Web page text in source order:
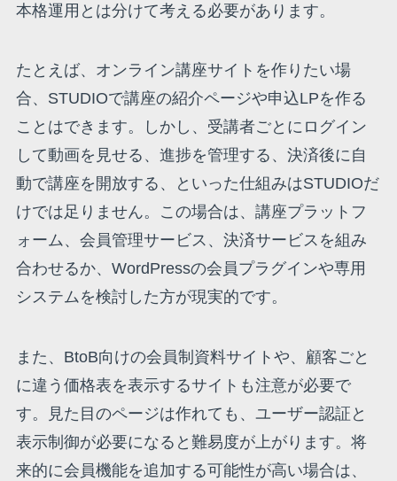
本格運用とは分けて考える必要があります。
たとえば、オンライン講座サイトを作りたい場
合、STUDIOで講座の紹介ページや申込LPを作る
ことはできます。しかし、受講者ごとにログイン
して動画を見せる、進捗を管理する、決済後に自
動で講座を開放する、といった仕組みはSTUDIOだ
けでは足りません。この場合は、講座プラットフ
ォーム、会員管理サービス、決済サービスを組み
合わせるか、WordPressの会員プラグインや専用
システムを検討した方が現実的です。
また、BtoB向けの会員制資料サイトや、顧客ごと
に違う価格表を表示するサイトも注意が必要で
す。見た目のページは作れても、ユーザー認証と
表示制御が必要になると難易度が上がります。将
来的に会員機能を追加する可能性が高い場合は、